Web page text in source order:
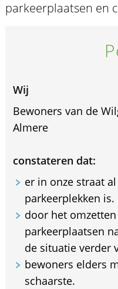
parkeerplaatsen en
Wij
Bewoners van de
Almere
constateren dat:
er in onze straat
parkeerplekken is.
door het
parkeerplaatsen
de situatie verder
bewoners elders
schaarste.